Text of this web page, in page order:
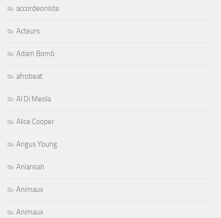
accordeoniste
Acteurs
Adam Bomb
afrobeat
Al Di Meola
Alice Cooper
Angus Young
Aniansah
Animaux
Animaux